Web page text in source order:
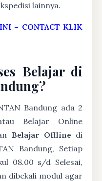
lainnya.
– CONTACT KLIK
Belajar di
Bandung ada 2
Belajar Online
Belajar Offline di
Bandung, Setiap
08.00 s/d Selesai,
dibekali modul agar